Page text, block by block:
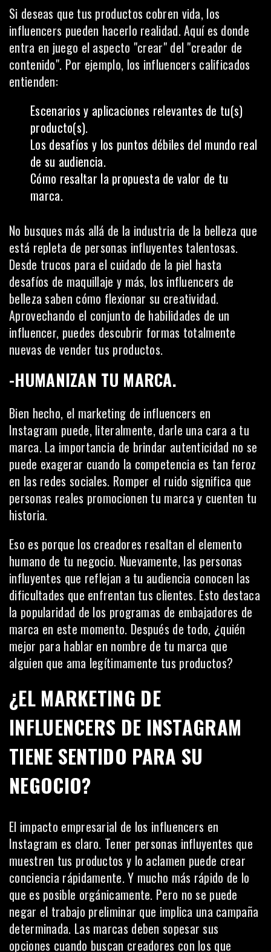
Si deseas que tus productos cobren vida, los
influencers pueden hacerlo realidad. Aquí es donde
entra en juego el aspecto "crear" del "creador de
contenido". Por ejemplo, los influencers calificados
entienden:
Escenarios y aplicaciones relevantes de tu(s)
producto(s).
Los desafíos y los puntos débiles del mundo real
de su audiencia.
Cómo resaltar la propuesta de valor de tu
marca.
No busques más allá de la industria de la belleza que
está repleta de personas influyentes talentosas.
Desde trucos para el cuidado de la piel hasta
desafíos de maquillaje y más, los influencers de
belleza saben cómo flexionar su creatividad.
Aprovechando el conjunto de habilidades de un
influencer, puedes descubrir formas totalmente
nuevas de vender tus productos.
-HUMANIZAN TU MARCA.
Bien hecho, el marketing de influencers en
Instagram puede, literalmente, darle una cara a tu
marca. La importancia de brindar autenticidad no se
puede exagerar cuando la competencia es tan feroz
en las redes sociales. Romper el ruido significa que
personas reales promocionen tu marca y cuenten tu
historia.
Eso es porque los creadores resaltan el elemento
humano de tu negocio. Nuevamente, las personas
influyentes que reflejan a tu audiencia conocen las
dificultades que enfrentan tus clientes. Esto destaca
la popularidad de los programas de embajadores de
marca en este momento. Después de todo, ¿quién
mejor para hablar en nombre de tu marca que
alguien que ama legítimamente tus productos?
¿EL MARKETING DE
INFLUENCERS DE INSTAGRAM
TIENE SENTIDO PARA SU
NEGOCIO?
El impacto empresarial de los influencers en
Instagram es claro. Tener personas influyentes que
muestren tus productos y lo aclamen puede crear
conciencia rápidamente. Y mucho más rápido de lo
que es posible orgánicamente. Pero no se puede
negar el trabajo preliminar que implica una campaña
determinada. Las marcas deben sopesar sus
opciones cuando buscan creadores con los que